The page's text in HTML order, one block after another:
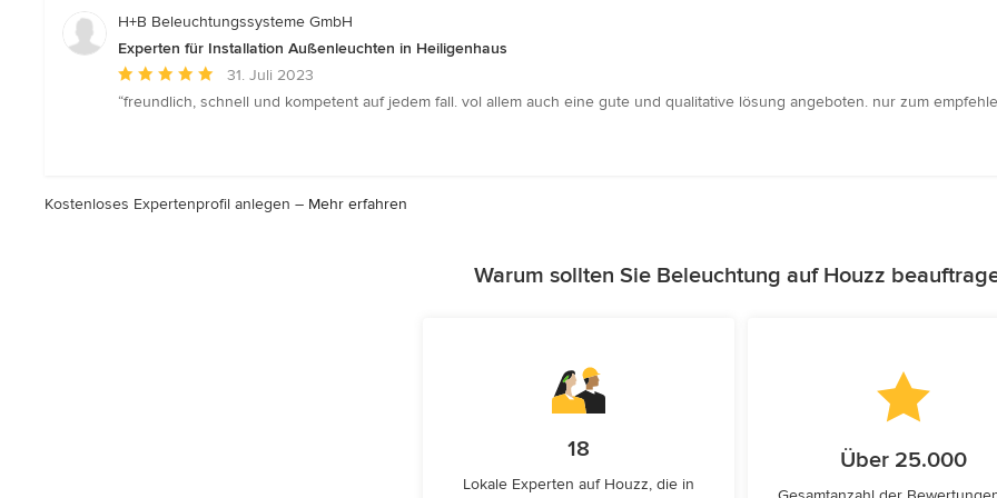
5H+B Beleuchtungssysteme GmbH
Experten für Installation Außenleuchten in Heiligenhaus
Durchschnittliche
Bewertung:
31. Juli 2023
“freundlich, schnell und kompetent auf jedem fall. vol allem auch eine gute und qualitative lösung angeboten. nur zum
Kostenloses Expertenprofil anlegen – Mehr erfahren
Warum sollten Sie Beleuchtung auf Houzz
18
Lokale Experten auf Houzz, die in
Über 25.000